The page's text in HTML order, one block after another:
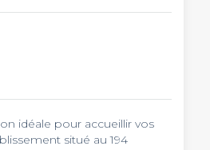
idéale pour accueillir vos
situé au 194